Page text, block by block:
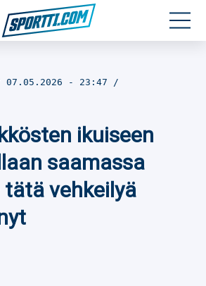
07.05.2026 - 23:47
ikuiseen
saamassa
vehkeilyä